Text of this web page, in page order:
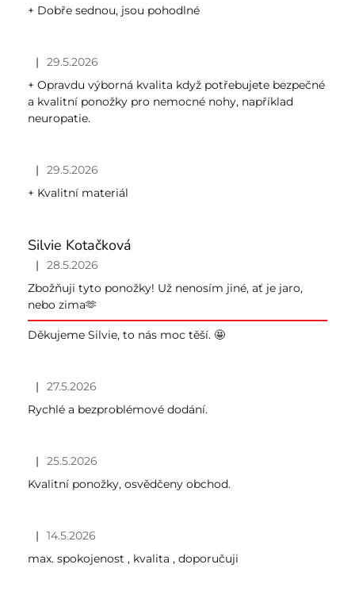
+ Dobře sednou, jsou pohodlné
Hodnocení obchodu je 5 z 5 hvězdiček.
|
29.5.2026
+ Opravdu výborná kvalita když potřebujete bezpečné
a kvalitní ponožky pro nemocné nohy, například
neuropatie.
Hodnocení obchodu je 5 z 5 hvězdiček.
|
29.5.2026
+ Kvalitní materiál
Silvie Kotačková
Hodnocení obchodu je 5 z 5 hvězdiček.
|
28.5.2026
Zbožňuji tyto ponožky! Už nenosím jiné, ať je jaro,
nebo zima🫶
Děkujeme Silvie, to nás moc těší. 🤩
Hodnocení obchodu je 5 z 5 hvězdiček.
|
27.5.2026
Rychlé a bezproblémové dodání.
Hodnocení obchodu je 5 z 5 hvězdiček.
|
25.5.2026
Kvalitní ponožky, osvědčeny obchod.
Hodnocení obchodu je 5 z 5 hvězdiček.
|
14.5.2026
max. spokojenost , kvalita , doporučuji